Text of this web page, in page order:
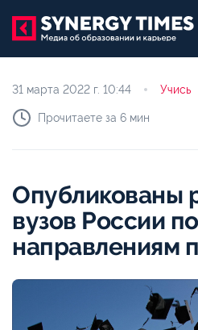
31 марта 2022 г. 10:44 Учись
Прочитаете за 6 мин
Опубликованы
вузов России
направлениям